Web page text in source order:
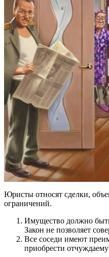
Юристы относят сделки,
ограничений.
Имущество должно
Закон не позволяет
Все соседи имеют
приобрести